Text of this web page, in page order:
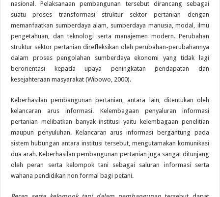
nasional. Pelaksanaan pembangunan tersebut dirancang sebagai
suatu proses transformasi struktur sektor pertanian dengan
memanfaatkan sumberdaya alam, sumberdaya manusia, modal, ilmu
pengetahuan, dan teknologi serta manajemen modern. Perubahan
struktur sektor pertanian direfleksikan oleh perubahan-perubahannya
dalam proses pengolahan sumberdaya ekonomi yang tidak lagi
berorientasi kepada upaya peningkatan pendapatan dan
kesejahteraan masyarakat (Wibowo, 2000).
Keberhasilan pembangunan pertanian, antara lain, ditentukan oleh
kelancaran arus informasi. Kelembagaan penyaluran informasi
pertanian melibatkan banyak institusi yaitu kelembagaan penelitian
maupun penyuluhan. Kelancaran arus informasi bergantung pada
sistem hubungan antara institusi tersebut, mengutamakan komunikasi
dua arah. Keberhasilan pembangunan pertanian juga sangat ditunjang
oleh peran serta kelompok tani sebagai saluran informasi serta
wahana pendidikan non formal bagi petani.